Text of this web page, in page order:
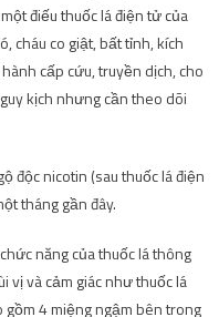
điếu thuốc lá điện tử của
cháu co giật, bất tỉnh, kích
cấp cứu, truyền dịch, cho
kịch nhưng cần theo dõi
độc nicotin (sau thuốc lá điện
tháng gần đây.
năng của thuốc lá thông
vị và cảm giác như thuốc lá
4 miệng ngậm bên trong